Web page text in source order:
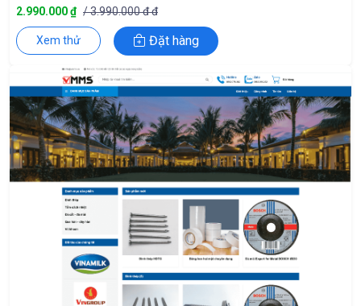
2.990.000 ₫ / 3.990.000 đ đ
Xem thử Đặt hàng